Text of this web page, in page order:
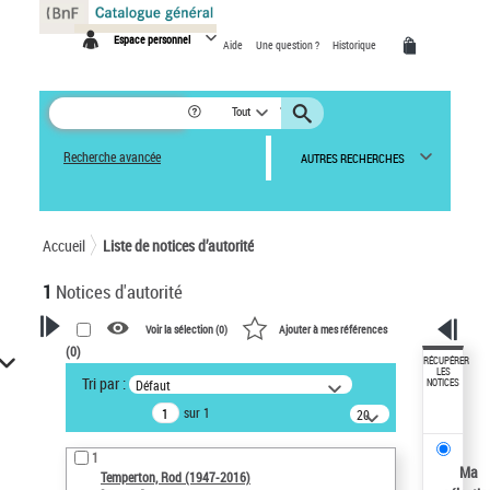
Espace personnel Aide Une question ? Historique
Tout
Recherche avancée AUTRES RECHERCHES
Accueil Liste de notices d’autorité
1 Notices d'autorité
VOTRE RECHERCHE
Recherche avancée dans les
notices d’autorité
Œuvres liées à l'auteur :
Temperton, Rod (1947-2016)
Voir la sélection (0) Ajouter à mes références
(0)
Tri par : Défaut
sur 1
20
résultats/page
1
Temperton, Rod (1947-2016)
RÉCUPÉRER
LES
NOTICES
Ma
Panneau de gestion des cookies